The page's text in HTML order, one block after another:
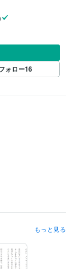
ォロー16
もっと見る